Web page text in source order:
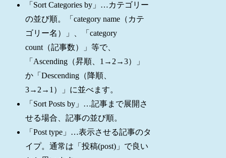
「Sort Categories by」…カテゴリー
の並び順。「category name（カテ
ゴリー名）」、「category
count（記事数）」等で、
「Ascending（昇順、1→2→3）」
か「Descending（降順、
3→2→1）」に並べます。
「Sort Posts by」…記事まで展開さ
せる場合、記事の並び順。
「Post type」…表示させる記事のタ
イプ。通常は「投稿(post)」で良い